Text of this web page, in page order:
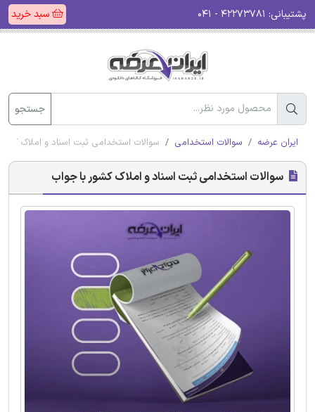
پشتیبانی: سبد خرید
جستجو
ایران عرضه سوالات استخدامی سوالات استخدامی ثبت اسناد و املاک
سوالات استخدامی ثبت اسناد و املاک کشور با جواب